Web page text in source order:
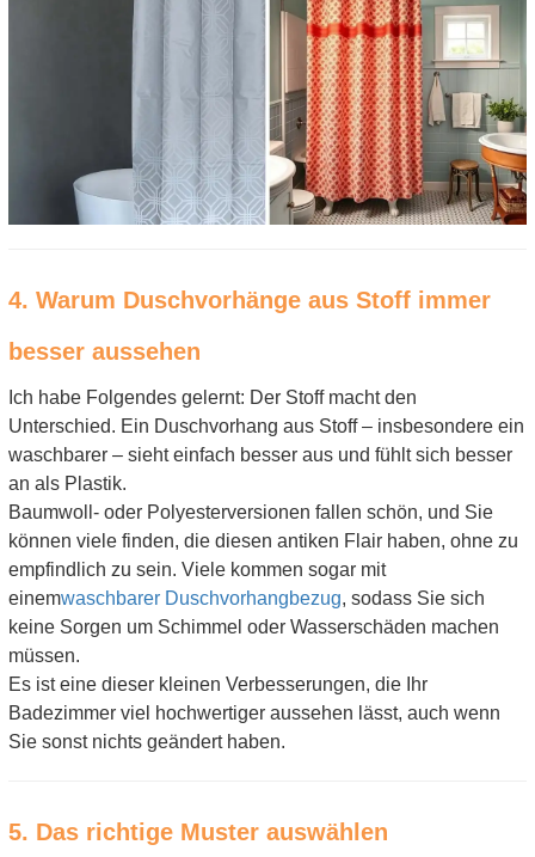
4. Warum Duschvorhänge aus Stoff immer
besser aussehen
Ich habe Folgendes gelernt: Der Stoff macht den
Unterschied. Ein Duschvorhang aus Stoff – insbesondere ein
waschbarer – sieht einfach besser aus und fühlt sich besser
an als Plastik.
Baumwoll- oder Polyesterversionen fallen schön, und Sie
können viele finden, die diesen antiken Flair haben, ohne zu
empfindlich zu sein. Viele kommen sogar mit
einemwaschbarer Duschvorhangbezug, sodass Sie sich
keine Sorgen um Schimmel oder Wasserschäden machen
müssen.
Es ist eine dieser kleinen Verbesserungen, die Ihr
Badezimmer viel hochwertiger aussehen lässt, auch wenn
Sie sonst nichts geändert haben.
5. Das richtige Muster auswählen